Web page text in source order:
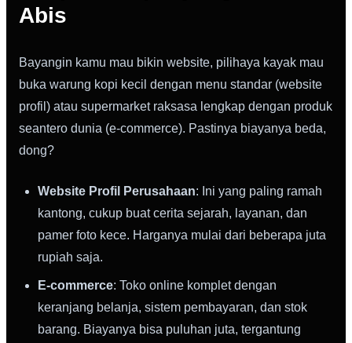
Abis
Bayangin kamu mau bikin website, pilihaya kayak mau
buka warung kopi kecil dengan menu standar (website
profil) atau supermarket raksasa lengkap dengan produk
seantero dunia (e-commerce). Pastinya biayanya beda,
dong?
Website Profil Perusahaan: Ini yang paling ramah
kantong, cukup buat cerita sejarah, layanan, dan
pamer foto kece. Harganya mulai dari beberapa juta
rupiah saja.
E-commerce: Toko online komplet dengan
keranjang belanja, sistem pembayaran, dan stok
barang. Biayanya bisa puluhan juta, tergantung